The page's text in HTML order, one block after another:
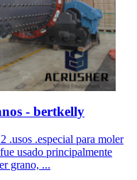
- bertkelly
.usos .especial para moler
usado principalmente
grano, ...